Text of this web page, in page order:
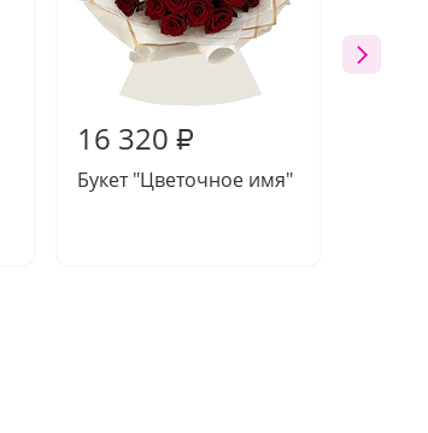
16 320 ₽
Букет "Цветочное имя"